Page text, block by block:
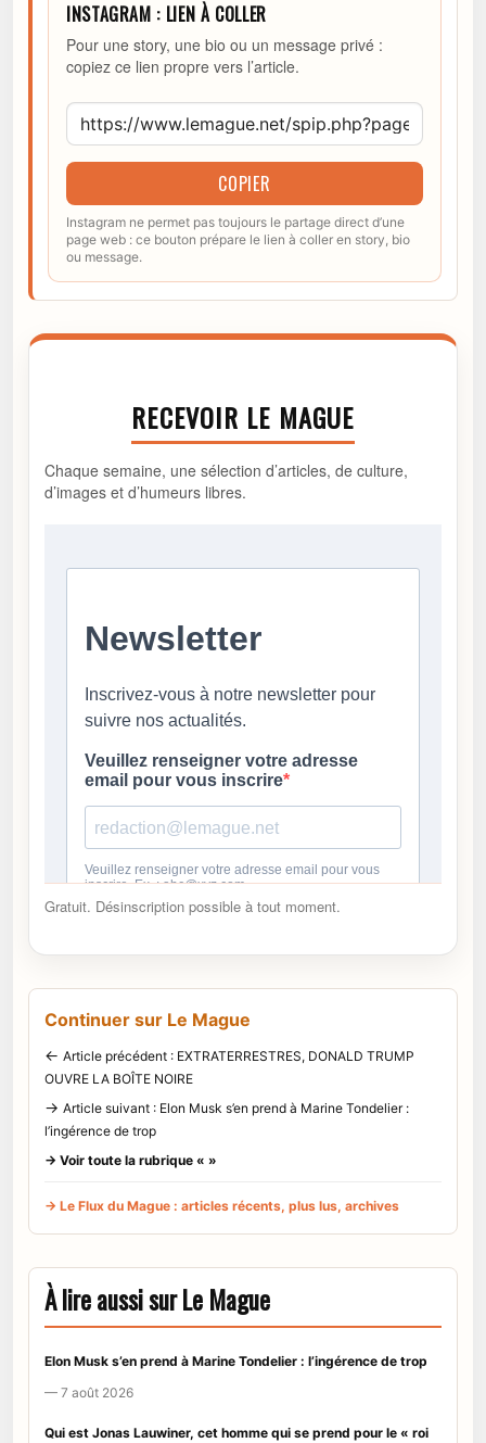
INSTAGRAM : LIEN À COLLER
Pour une story, une bio ou un message privé :
copiez ce lien propre vers l’article.
COPIER
Instagram ne permet pas toujours le partage direct d’une
page web : ce bouton prépare le lien à coller en story, bio
ou message.
RECEVOIR LE MAGUE
Chaque semaine, une sélection d’articles, de culture,
d’images et d’humeurs libres.
Gratuit. Désinscription possible à tout moment.
Continuer sur Le Mague
← Article précédent : EXTRATERRESTRES, DONALD TRUMP
OUVRE LA BOÎTE NOIRE
→ Article suivant : Elon Musk s’en prend à Marine Tondelier :
l’ingérence de trop
→ Voir toute la rubrique « »
→ Le Flux du Mague : articles récents, plus lus, archives
À lire aussi sur Le Mague
Elon Musk s’en prend à Marine Tondelier : l’ingérence de trop
— 7 août 2026
Qui est Jonas Lauwiner, cet homme qui se prend pour le « roi